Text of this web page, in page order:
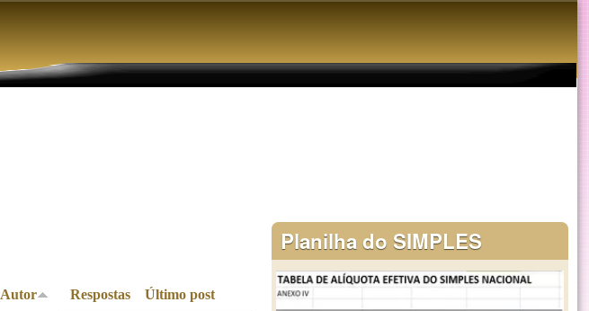
Autor Respostas Último post
Planilha do SIMPLES